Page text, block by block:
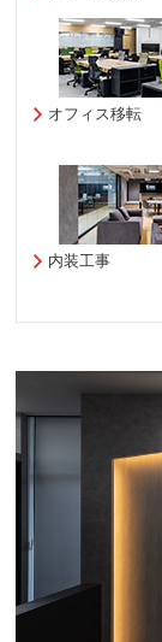
オフィス移転
内装工事